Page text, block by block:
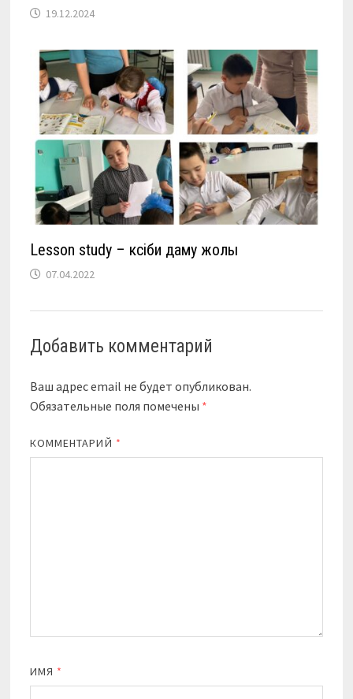
19.12.2024
Lesson study – кәсіби даму жолы
07.04.2022
Добавить комментарий
Ваш адрес email не будет опубликован.
Обязательные поля помечены *
КОММЕНТАРИЙ *
ИМЯ *